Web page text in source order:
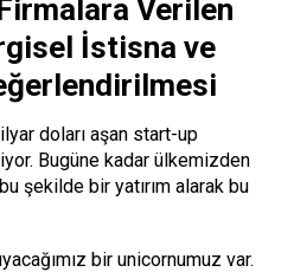
Verilen
İstisna ve
doları aşan start-up
Bugüne kadar ülkemizden
şekilde bir yatırım alarak bu
bir unicornumuz var.